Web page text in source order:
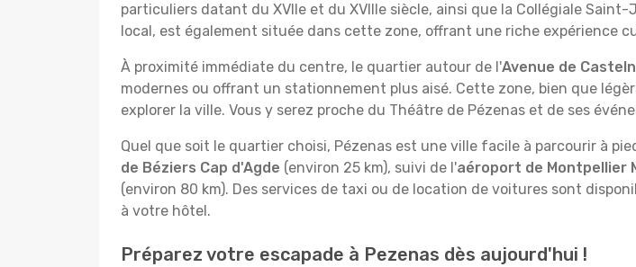
particuliers datant du XVIIe et du XVIIIe siècle, ainsi que la Collégiale
local, est également située dans cette zone, offrant une riche expérience
À proximité immédiate du centre, le quartier autour de l'Avenue de
modernes ou offrant un stationnement plus aisé. Cette zone, bien que
explorer la ville. Vous y serez proche du Théâtre de Pézenas et de ses
Quel que soit le quartier choisi, Pézenas est une ville facile à parcourir à
de Béziers Cap d'Agde (environ 25 km), suivi de l'aéroport de Montpellier
(environ 80 km). Des services de taxi ou de location de voitures sont
à votre hôtel.
Préparez votre escapade à Pezenas dès aujourd'hui !